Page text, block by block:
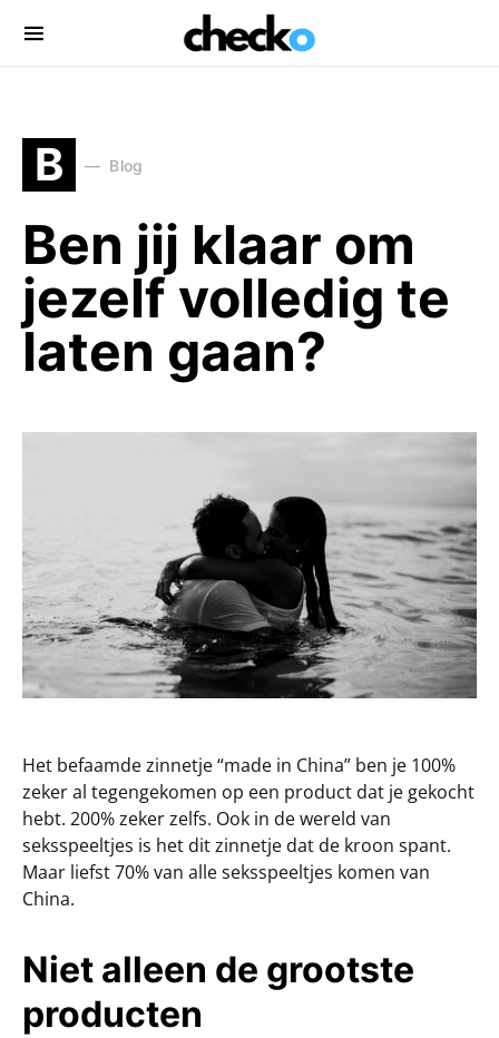
Search for:
B Blog
Ben jij klaar om
jezelf volledig te
laten gaan?
Het befaamde zinnetje “made in China” ben je 100%
zeker al tegengekomen op een product dat je gekocht
hebt. 200% zeker zelfs. Ook in de wereld van
seksspeeltjes is het dit zinnetje dat de kroon spant.
Maar liefst 70% van alle seksspeeltjes komen van
China.
Niet alleen de grootste
producten